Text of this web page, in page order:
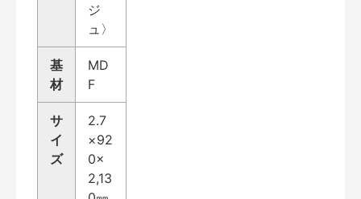
ジ
ュ〉
基
材
MD
F
サ
イ
ズ
2.7
×92
0×
2,13